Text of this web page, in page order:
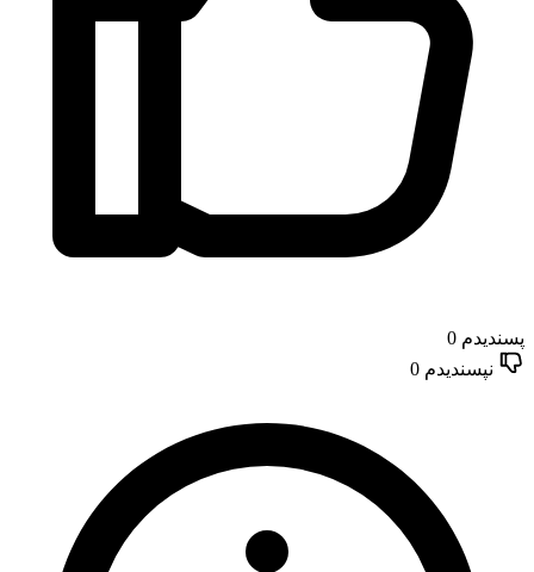
پسندیدم 0
نپسندیدم 0